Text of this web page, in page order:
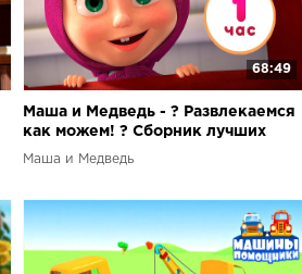
68:49
Маша и Медведь - ? Развлекаемся
как можем! ? Сборник лучших
серий мультика про Машу ? 1 час
Маша и Медведь